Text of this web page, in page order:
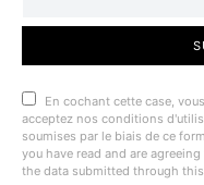
En cochant cette case,
acceptez nos conditions
soumises par le biais de ce
you have read and are
the data submitted through